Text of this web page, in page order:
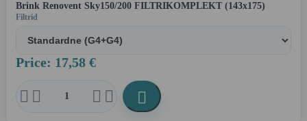
Brink Renovent Sky150/200 FILTRIKOMPLEKT (143x175)
Filtrid
Price: 17,58 €
    